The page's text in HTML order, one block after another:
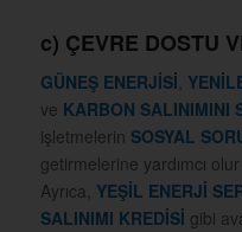
c) ÇEVRE DOSTU
GÜNEŞ ENERJİSİ,
ve KARBON SALINIMINI
işletmelerin SOSYAL
getirmelerine yardımcı
Ayrıca, YEŞİL ENERJİ
SALINIMI KREDİSİ gibi